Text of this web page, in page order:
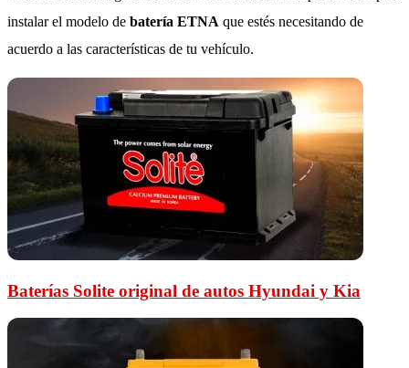
instalar el modelo de batería ETNA que estés necesitando de
acuerdo a las características de tu vehículo.
Baterías Solite original de autos Hyundai y Kia